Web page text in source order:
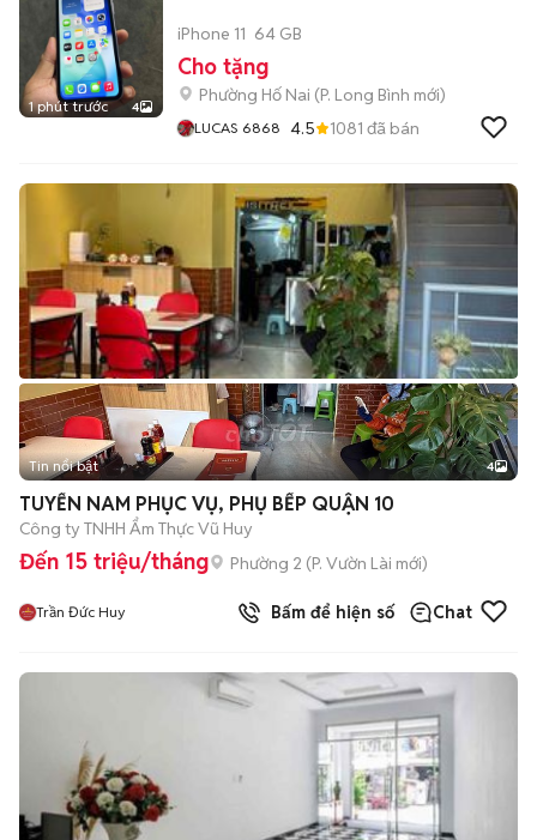
1 phút trước 4
iPhone 11 64 GB
Cho tặng
Phường Hố Nai (P. Long Bình mới)
LUCAS 6868 4.5 1081 đã bán
Tin nổi bật 4
TUYỂN NAM PHỤC VỤ, PHỤ BẾP QUẬN 10
Công ty TNHH Ẩm Thực Vũ Huy
Đến 15 triệu/tháng Phường 2 (P. Vườn Lài mới)
Trần Đức Huy Bấm để hiện số Chat